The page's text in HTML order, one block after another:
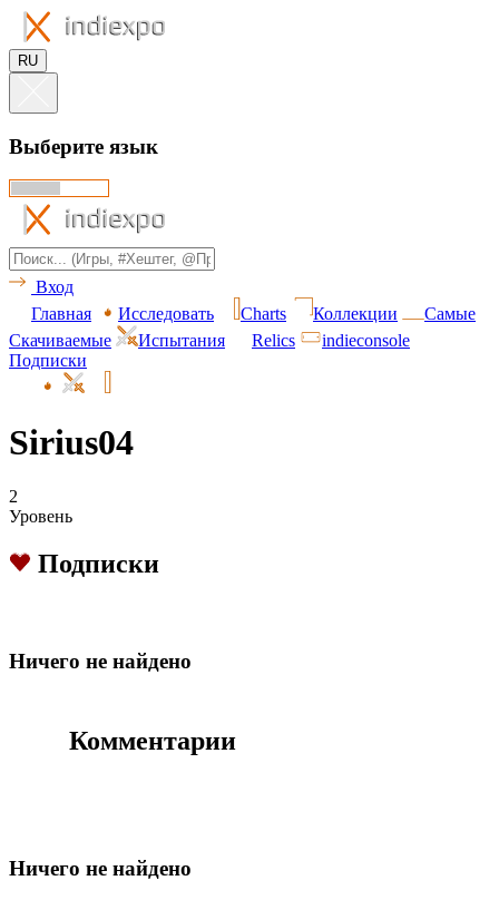
RU
Выберите язык
Вход
Главная
Исследовать Charts Коллекции
Самые
Скачиваемые
Испытания Relics
indieconsole
Подписки
Sirius04
2
Уровень
Подписки
Hичего не найдено
Комментарии
Hичего не найдено